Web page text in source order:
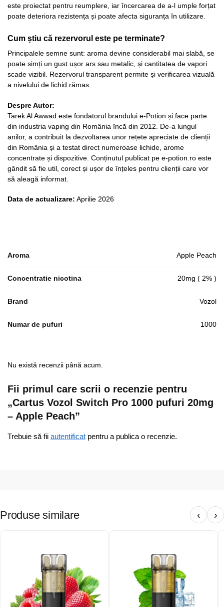
este proiectat pentru reumplere, iar încercarea de a-l umple forțat
poate deteriora rezistența și poate afecta siguranța în utilizare.
Cum știu că rezervorul este pe terminate?
Principalele semne sunt: aroma devine considerabil mai slabă, se
poate simți un gust ușor ars sau metalic, și cantitatea de vapori
scade vizibil. Rezervorul transparent permite și verificarea vizuală
a nivelului de lichid rămas.
Despre Autor:
Tarek Al Awwad este fondatorul brandului e-Potion și face parte
din industria vaping din România încă din 2012. De-a lungul
anilor, a contribuit la dezvoltarea unor rețete apreciate de clienții
din România și a testat direct numeroase lichide, arome
concentrate și dispozitive. Conținutul publicat pe e-potion.ro este
gândit să fie util, corect și ușor de înțeles pentru clienții care vor
să aleagă informat.
Data de actualizare: Aprilie 2026
Aroma Apple Peach
Concentratie nicotina 20mg ( 2% )
Brand Vozol
Numar de pufuri 1000
Nu există recenzii până acum.
Fii primul care scrii o recenzie pentru
„Cartus Vozol Switch Pro 1000 pufuri 20mg
– Apple Peach”
Trebuie să fii autentificat pentru a publica o recenzie.
Produse similare ‹ ›